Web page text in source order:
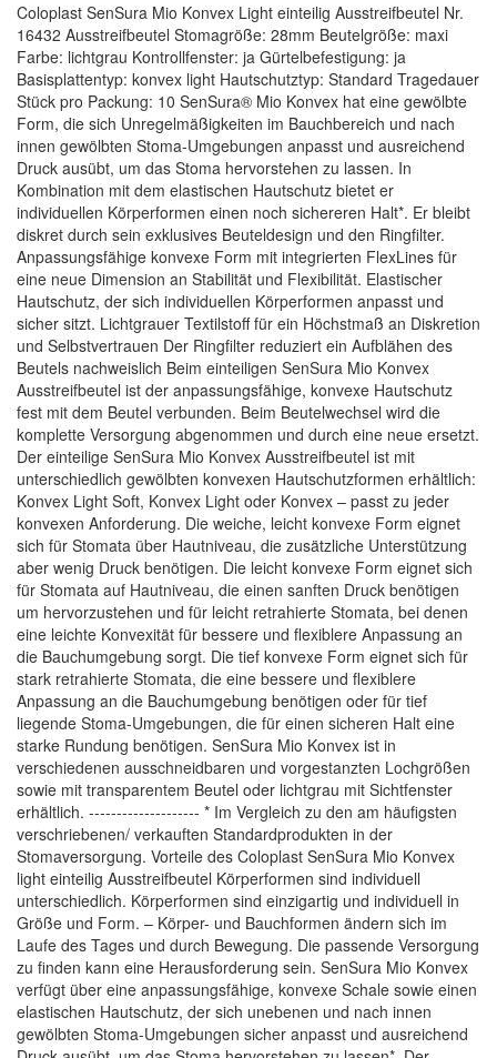
Coloplast SenSura Mio Konvex Light einteilig Ausstreifbeutel Nr.
16432 Ausstreifbeutel Stomagröße: 28mm Beutelgröße: maxi
Farbe: lichtgrau Kontrollfenster: ja Gürtelbefestigung: ja
Basisplattentyp: konvex light Hautschutztyp: Standard Tragedauer
Stück pro Packung: 10 SenSura® Mio Konvex hat eine gewölbte
Form, die sich Unregelmäßigkeiten im Bauchbereich und nach
innen gewölbten Stoma-Umgebungen anpasst und ausreichend
Druck ausübt, um das Stoma hervorstehen zu lassen. In
Kombination mit dem elastischen Hautschutz bietet er
individuellen Körperformen einen noch sichereren Halt*. Er bleibt
diskret durch sein exklusives Beuteldesign und den Ringfilter.
Anpassungsfähige konvexe Form mit integrierten FlexLines für
eine neue Dimension an Stabilität und Flexibilität. Elastischer
Hautschutz, der sich individuellen Körperformen anpasst und
sicher sitzt. Lichtgrauer Textilstoff für ein Höchstmaß an Diskretion
und Selbstvertrauen Der Ringfilter reduziert ein Aufblähen des
Beutels nachweislich Beim einteiligen SenSura Mio Konvex
Ausstreifbeutel ist der anpassungsfähige, konvexe Hautschutz
fest mit dem Beutel verbunden. Beim Beutelwechsel wird die
komplette Versorgung abgenommen und durch eine neue ersetzt.
Der einteilige SenSura Mio Konvex Ausstreifbeutel ist mit
unterschiedlich gewölbten konvexen Hautschutzformen erhältlich:
Konvex Light Soft, Konvex Light oder Konvex – passt zu jeder
konvexen Anforderung. Die weiche, leicht konvexe Form eignet
sich für Stomata über Hautniveau, die zusätzliche Unterstützung
aber wenig Druck benötigen. Die leicht konvexe Form eignet sich
für Stomata auf Hautniveau, die einen sanften Druck benötigen
um hervorzustehen und für leicht retrahierte Stomata, bei denen
eine leichte Konvexität für bessere und flexiblere Anpassung an
die Bauchumgebung sorgt. Die tief konvexe Form eignet sich für
stark retrahierte Stomata, die eine bessere und flexiblere
Anpassung an die Bauchumgebung benötigen oder für tief
liegende Stoma-Umgebungen, die für einen sicheren Halt eine
starke Rundung benötigen. SenSura Mio Konvex ist in
verschiedenen ausschneidbaren und vorgestanzten Lochgrößen
sowie mit transparentem Beutel oder lichtgrau mit Sichtfenster
erhältlich. -------------------- * Im Vergleich zu den am häufigsten
verschriebenen/ verkauften Standardprodukten in der
Stomaversorgung. Vorteile des Coloplast SenSura Mio Konvex
light einteilig Ausstreifbeutel Körperformen sind individuell
unterschiedlich. Körperformen sind einzigartig und individuell in
Größe und Form. – Körper- und Bauchformen ändern sich im
Laufe des Tages und durch Bewegung. Die passende Versorgung
zu finden kann eine Herausforderung sein. SenSura Mio Konvex
verfügt über eine anpassungsfähige, konvexe Schale sowie einen
elastischen Hautschutz, der sich unebenen und nach innen
gewölbten Stoma-Umgebungen sicher anpasst und ausreichend